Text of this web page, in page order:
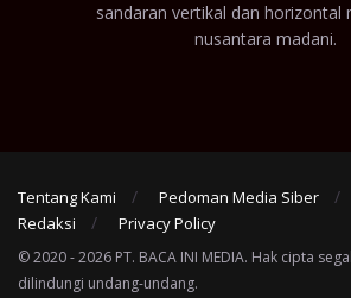
sandaran vertikal dan horizontal
nusantara madani.
Tentang Kami Pedoman Media Siber
Redaksi
Privacy Policy
© 2020 - 2026 PT. BACA INI MEDIA. Hak cipta
dilindungi undang-undang.